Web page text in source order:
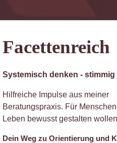
Facettenreich
Systemisch denken - stimmig
Hilfreiche Impulse aus meiner
Beratungspraxis. Für
Leben bewusst gestalten
Dein Weg zu Orientierung und